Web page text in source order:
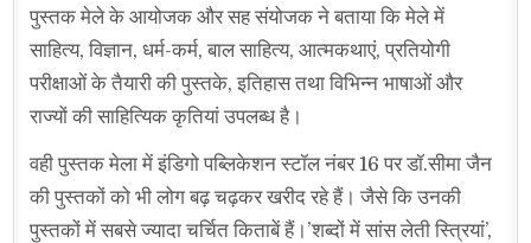
पुस्तक मेले के आयोजक और सह संयोजक ने बताया कि मेले में
साहित्य, विज्ञान, धर्म-कर्म, बाल साहित्य, आत्मकथाएं, प्रतियोगी
परीक्षाओं के तैयारी की पुस्तके, इतिहास तथा विभिन्न भाषाओं और
राज्यों की साहित्यिक कृतियां उपलब्ध है।
वही पुस्तक मेला में इंडिगो पब्लिकेशन स्टॉल नंबर 16 पर डॉ.सीमा जैन
की पुस्तकों को भी लोग बढ़ चढ़कर खरीद रहे हैं। जैसे कि उनकी
पुस्तकों में सबसे ज्यादा चर्चित किताबें हैं।’शब्दों में सांस लेती स्त्रियां’,